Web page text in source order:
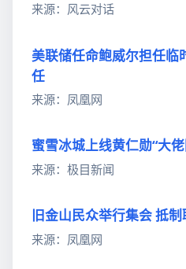
来源：风云对话
美联储任命鲍威尔担任临
任
来源：凤凰网
蜜雪冰城上线黄仁勋“大
来源：极目新闻
旧金山民众举行集会 抵
来源：凤凰网